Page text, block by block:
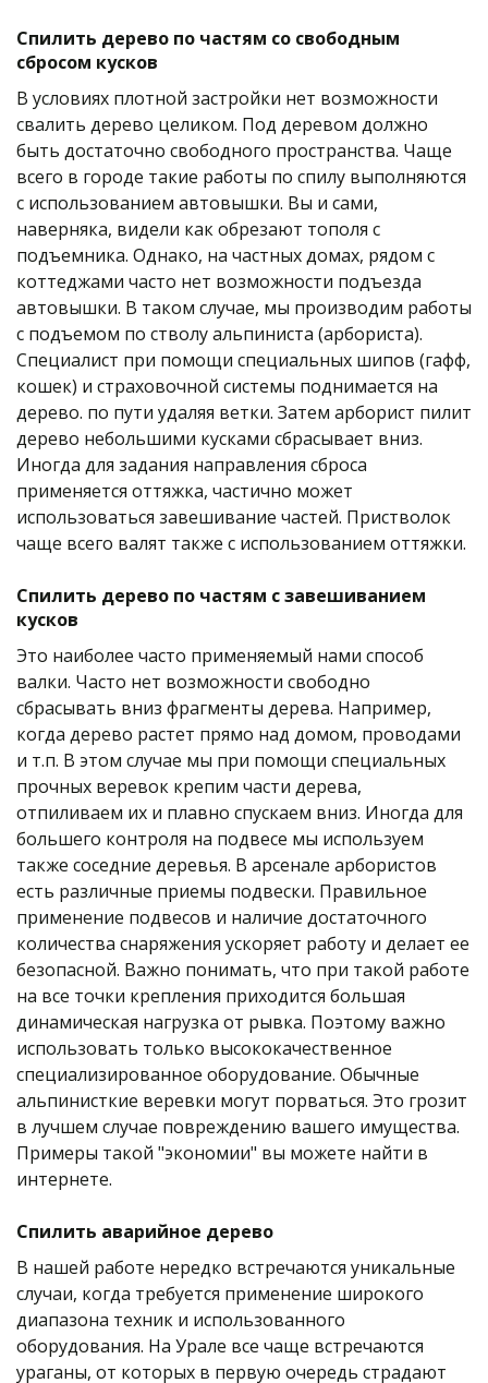
Спилить дерево по частям со свободным
сбросом кусков
В условиях плотной застройки нет возможности
свалить дерево целиком. Под деревом должно
быть достаточно свободного пространства. Чаще
всего в городе такие работы по спилу выполняются
с использованием автовышки. Вы и сами,
наверняка, видели как обрезают тополя с
подъемника. Однако, на частных домах, рядом с
коттеджами часто нет возможности подъезда
автовышки. В таком случае, мы производим работы
с подъемом по стволу альпиниста (арбориста).
Специалист при помощи специальных шипов (гафф,
кошек) и страховочной системы поднимается на
дерево. по пути удаляя ветки. Затем арборист пилит
дерево небольшими кусками сбрасывает вниз.
Иногда для задания направления сброса
применяется оттяжка, частично может
использоваться завешивание частей. Пристволок
чаще всего валят также с использованием оттяжки.
Спилить дерево по частям с завешиванием
кусков
Это наиболее часто применяемый нами способ
валки. Часто нет возможности свободно
сбрасывать вниз фрагменты дерева. Например,
когда дерево растет прямо над домом, проводами
и т.п. В этом случае мы при помощи специальных
прочных веревок крепим части дерева,
отпиливаем их и плавно спускаем вниз. Иногда для
большего контроля на подвесе мы используем
также соседние деревья. В арсенале арбористов
есть различные приемы подвески. Правильное
применение подвесов и наличие достаточного
количества снаряжения ускоряет работу и делает ее
безопасной. Важно понимать, что при такой работе
на все точки крепления приходится большая
динамическая нагрузка от рывка. Поэтому важно
использовать только высококачественное
специализированное оборудование. Обычные
альпинисткие веревки могут порваться. Это грозит
в лучшем случае повреждению вашего имущества.
Примеры такой "экономии" вы можете найти в
интернете.
Спилить аварийное дерево
В нашей работе нередко встречаются уникальные
случаи, когда требуется применение широкого
диапазона техник и использованного
оборудования. На Урале все чаще встречаются
ураганы, от которых в первую очередь страдают